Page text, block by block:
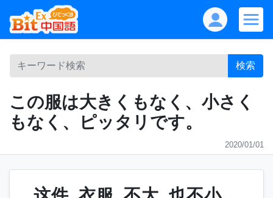
検索
この服は大きくもなく、小さく
もなく、ピッタリです。
2020/01/01